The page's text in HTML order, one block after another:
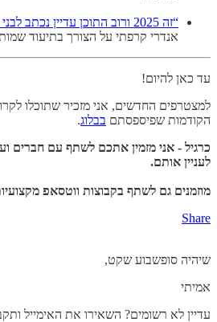
“זה 2025 ורוב התוכן עדיין נכתב לבני אדם במקום ל-LLMs”
אנדרי קרפתי על הצורך בתיעוד
עד כאן להיום!
למצטרפים החדשים, אני מזכיר שתוכלו
הקודמות שפיספסתם בבלוג.
כרגיל - אני מזמין אתכם לשתף עם חברים
לעניין אותם.
מוזמנים גם לשתף בקבוצות ווטסאפ
Share
שיהיה סופשבוע שקט,
אמיתי
עדיין לא רשומים? השאירו את האימייל